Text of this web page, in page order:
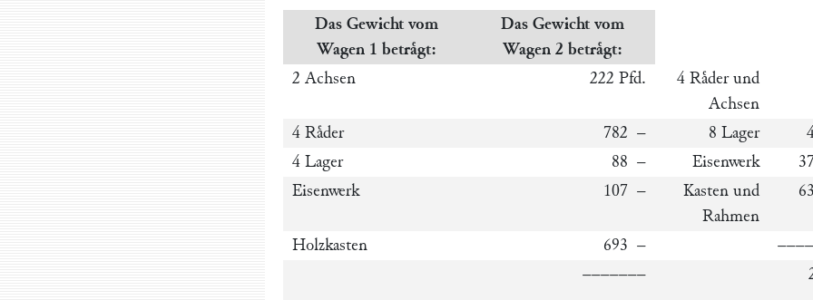
Das Gewicht vom
Wagen 1 betraͤgt:
Das Gewicht vom
Wagen 2 betraͤgt:
2 Achsen
222 Pfd.
4 Raͤder und
Achsen
4 Raͤder 782 – 8 Lager
4 Lager
88 – Eisenwerk
Eisenwerk
107 –
Kasten und
Rahmen
Holzkasten 693 –
–––––––